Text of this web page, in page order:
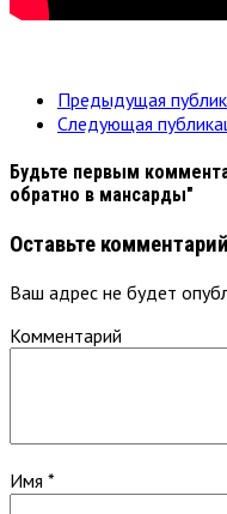
Предыдущая
Следующая
Будьте первым
обратно в мансарды"
Оставьте комментарий
Ваш адрес не будет
Комментарий
Имя *